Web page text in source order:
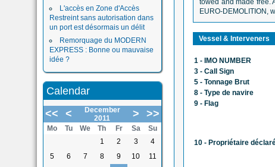
L'accès en Zone d'Accès
Restreint sans autorisation dans
un port est désormais un délit
Remorquage du MODERN
EXPRESS : Bonne ou mauvaise
idée ?
Calendar
<<
<
December
2011
> >>
Mo Tu We Th Fr Sa
Su
1
2 3
4
5
6 7 8 9 10
11
towed and made free.
EURO-DEMOLITION,
Vessel & Interveners
1 - IMO NUMBER
3 - Call Sign
5 - Tonnage Brut
8 - Type de navire
9 - Flag
10 - Propriétaire